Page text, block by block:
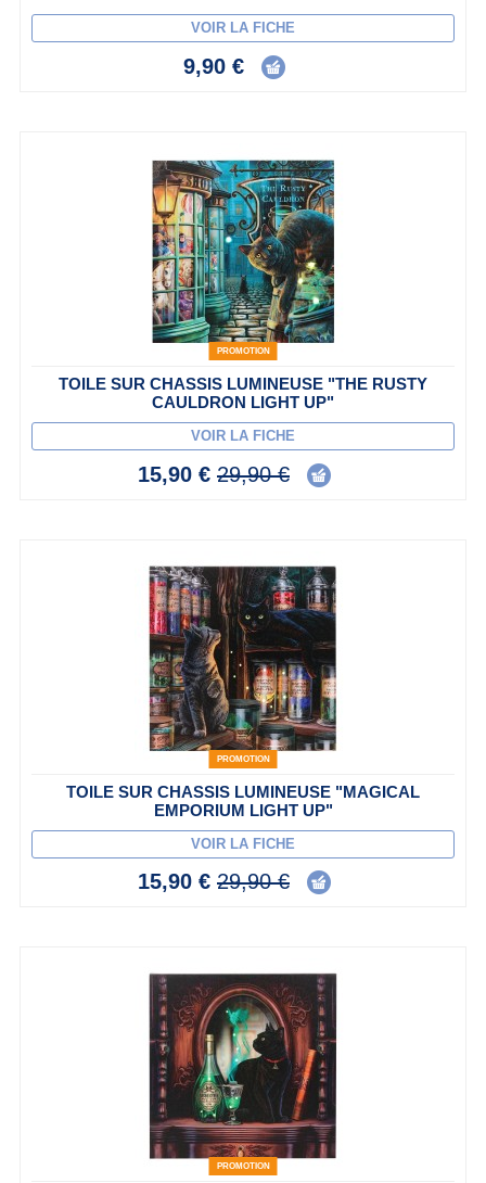
VOIR LA FICHE
9,90 €
PROMOTION
TOILE SUR CHASSIS LUMINEUSE "THE RUSTY
CAULDRON LIGHT UP"
VOIR LA FICHE
15,90 € 29,90 €
PROMOTION
TOILE SUR CHASSIS LUMINEUSE "MAGICAL
EMPORIUM LIGHT UP"
VOIR LA FICHE
15,90 € 29,90 €
PROMOTION